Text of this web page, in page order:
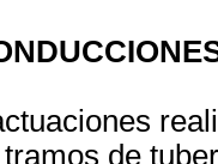
de